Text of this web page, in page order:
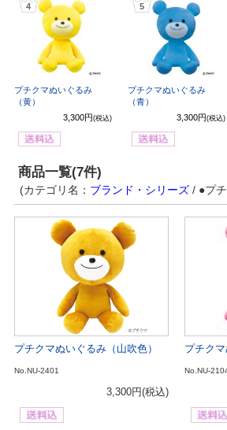
4
プチクマぬいぐるみ
（黄）
3,300円 (税込)
5
プチクマぬいぐるみ
（青）
3,300円 (税込)
商品一覧(7件)
(カテゴリ名： ブランド・シリーズ/ ●プ
プチクマぬいぐるみ（山吹色）
No.NU-2401
3,300円(税込)
プチクマ
No.NU-